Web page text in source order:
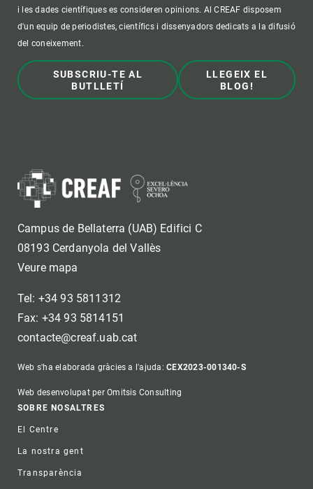
i les dades científiques es consideren opinions. Al CREAF disposem
d'un equip de periodistes, científics i dissenyadors dedicats a la difusió
del coneixement.
SUBSCRIU-TE AL
BUTLLETÍ
LLEGEIX EL
BLOG!
Campus de Bellaterra (UAB) Edifici C
08193 Cerdanyola del Vallès
Veure mapa
Tel: +34 93 5811312
Fax: +34 93 5814151
contacte@creaf.uab.cat
Web s'ha elaborada gràcies a l'ajuda:CEX2023-001340-S
Web desenvolupat per Omitsis Consulting
Footer
SOBRE NOSALTRES
El Centre
La nostra gent
Transparència